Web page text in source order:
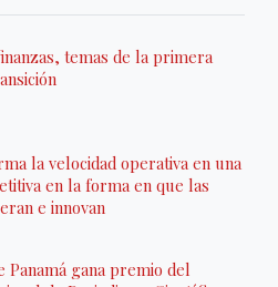
temas de la primera
la velocidad operativa en una
en la forma en que las
e innovan
Panamá gana premio del